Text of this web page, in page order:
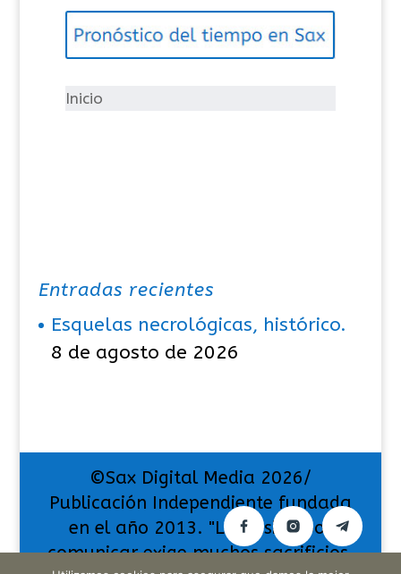
g
íInicio
Entradas recientes
Esquelas necrológicas, histórico.
8 de agosto de 2026
©Sax Digital Media 2026/
Publicación Independiente fundada
en el año 2013. "La pasión por
comunicar exige muchos sacrificios,